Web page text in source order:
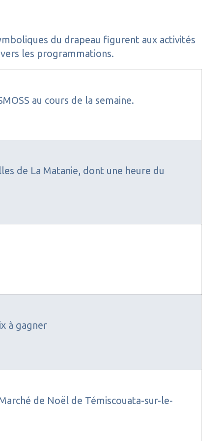
du drapeau figurent aux activités
les programmations.
au cours de la semaine.
de La Matanie, dont une heure du
à gagner
de Noël de Témiscouata-sur-le-